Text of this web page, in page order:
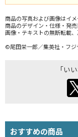
商品の写真および画像はイ
商品のデザイン・仕様・発
画像・テキストの無断転載
©尾田栄一郎／集英社・フ
「い
おすすめの商品